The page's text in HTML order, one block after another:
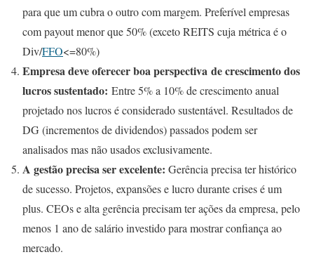
para que um cubra o outro com margem. Preferível empresas
com payout menor que 50% (exceto REITS cuja métrica é o
Div/FFO<=80%)
Empresa deve oferecer boa perspectiva de crescimento dos
lucros sustentado: Entre 5% a 10% de crescimento anual
projetado nos lucros é considerado sustentável. Resultados de
DG (incrementos de dividendos) passados podem ser
analisados mas não usados exclusivamente.
A gestão precisa ser excelente: Gerência precisa ter histórico
de sucesso. Projetos, expansões e lucro durante crises é um
plus. CEOs e alta gerência precisam ter ações da empresa, pelo
menos 1 ano de salário investido para mostrar confiança ao
mercado.